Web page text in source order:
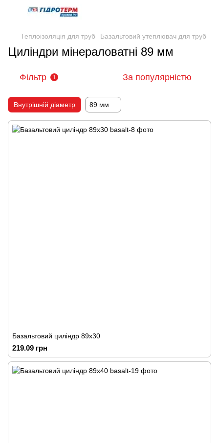
Теплоізоляція для труб Базальтовий утеплювач для труб
Циліндри мінераловатні 89 мм
Фільтр 1 За популярністю
Внутрішній діаметр 89 мм
Базальтовий циліндр 89х30
219.09 грн